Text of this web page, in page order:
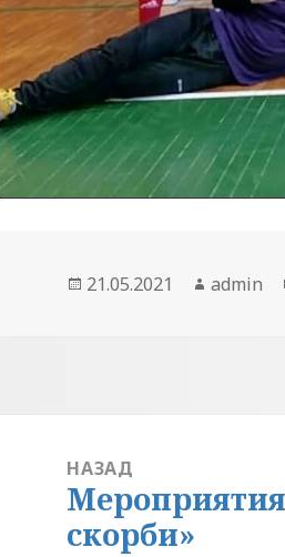
Опубликовано
21.05.2021 Автор
admin
записям
НАЗАД
Предыдущая
запись:
скорби»